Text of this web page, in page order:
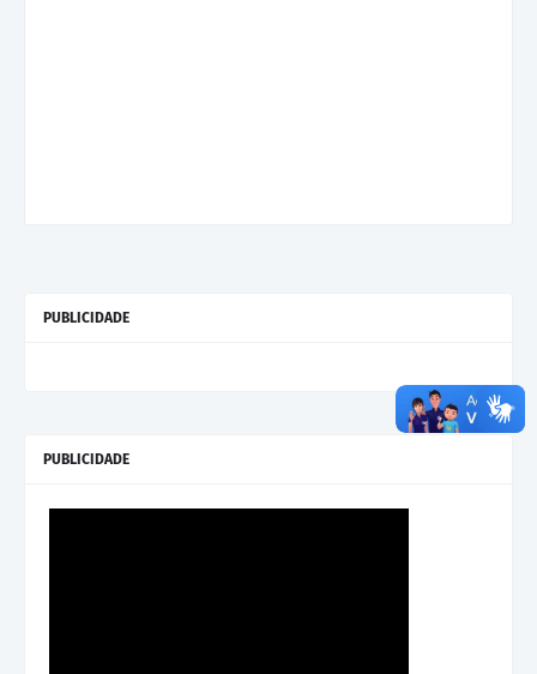
PUBLICIDADE
PUBLICIDADE